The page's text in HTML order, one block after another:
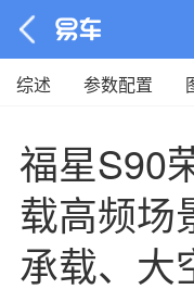
综述 参数配置
福星S90
载高频场
承载、大